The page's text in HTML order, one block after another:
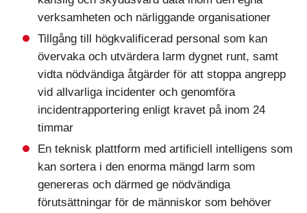
verksamheten och närliggande organisationer
Tillgång till högkvalificerad personal som kan
övervaka och utvärdera larm dygnet runt, samt
vidta nödvändiga åtgärder för att stoppa angrepp
vid allvarliga incidenter och genomföra
incidentrapportering enligt kravet på inom 24
timmar
En teknisk plattform med artificiell intelligens som
kan sortera i den enorma mängd larm som
genereras och därmed ge nödvändiga
förutsättningar för de människor som behöver